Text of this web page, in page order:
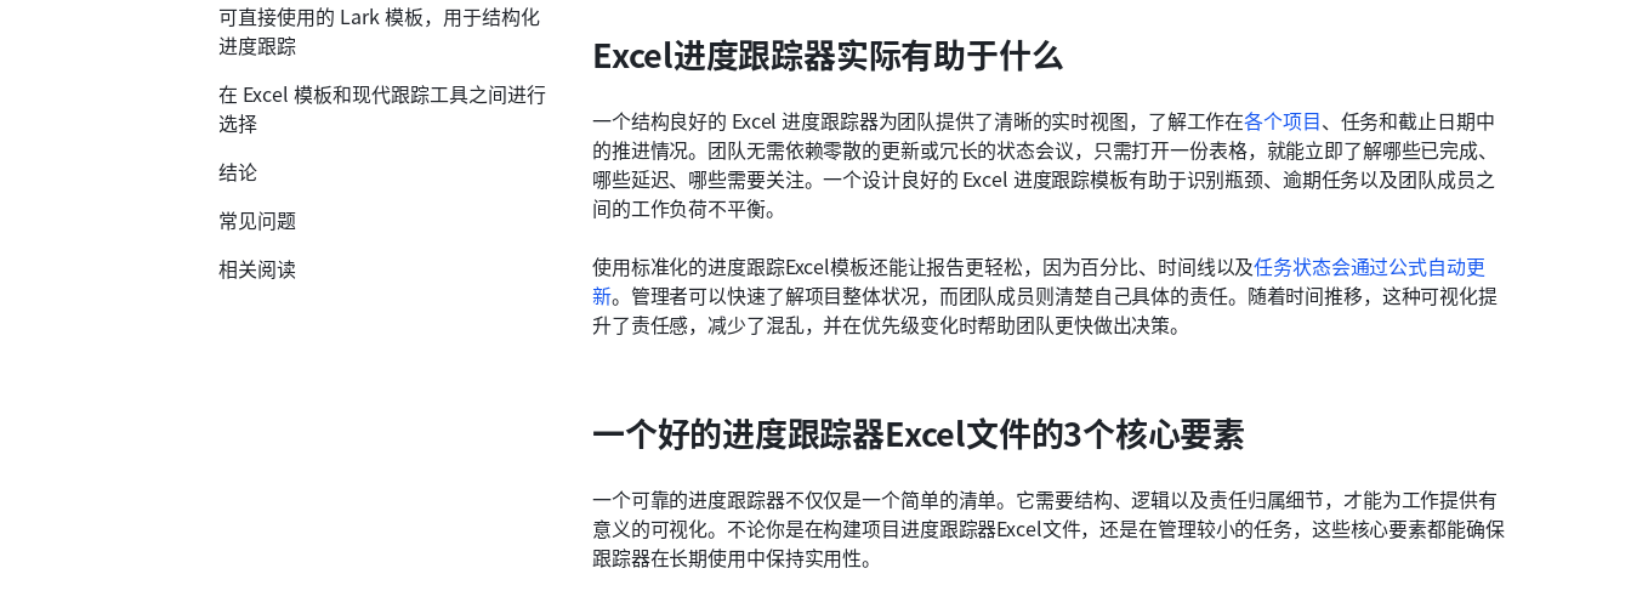
Excel进度跟踪器实际有助于什么
一个结构良好的 Excel 进度跟踪器为团队提供了清晰的实时视图，了解工作在各个项目、任务和截止日期中
的推进情况。团队无需依赖零散的更新或冗长的状态会议，只需打开一份表格，就能立即了解哪些已完成、
哪些延迟、哪些需要关注。一个设计良好的 Excel 进度跟踪模板有助于识别瓶颈、逾期任务以及团队成员之
间的工作负荷不平衡。
使用标准化的进度跟踪Excel模板还能让报告更轻松，因为百分比、时间线以及任务状态会通过公式自动更
新。管理者可以快速了解项目整体状况，而团队成员则清楚自己具体的责任。随着时间推移，这种可视化提
升了责任感，减少了混乱，并在优先级变化时帮助团队更快做出决策。
一个好的进度跟踪器Excel文件的3个核心要素
一个可靠的进度跟踪器不仅仅是一个简单的清单。它需要结构、逻辑以及责任归属细节，才能为工作提供有
意义的可视化。不论你是在构建项目进度跟踪器Excel文件，还是在管理较小的任务，这些核心要素都能确保
跟踪器在长期使用中保持实用性。
可直接使用的 Lark 模板，用于结构化
进度跟踪
在 Excel 模板和现代跟踪工具之间进行
选择
结论
常见问题
相关阅读